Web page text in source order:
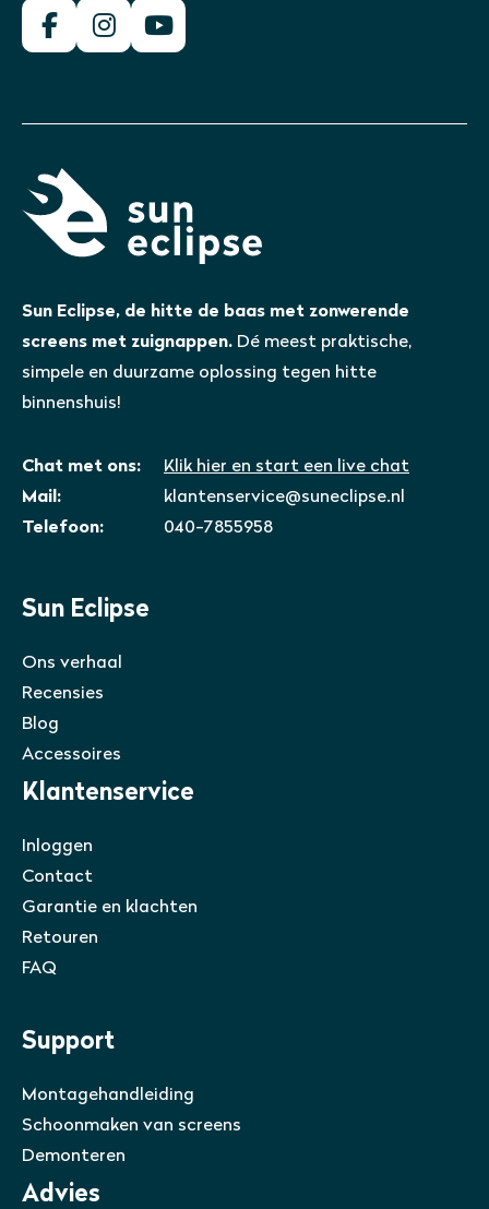
Sun Eclipse, de hitte de baas met zonwerende
screens met zuignappen. Dé meest praktische,
simpele en duurzame oplossing tegen hitte
binnenshuis!
Chat met ons:
Klik hier en start een live chat
Mail:
klantenservice@suneclipse.nl
Telefoon:
040-7855958
Sun Eclipse
Ons verhaal
Recensies
Blog
Accessoires
Klantenservice
Inloggen
Contact
Garantie en klachten
Retouren
FAQ
Support
Montagehandleiding
Schoonmaken van screens
Demonteren
Advies